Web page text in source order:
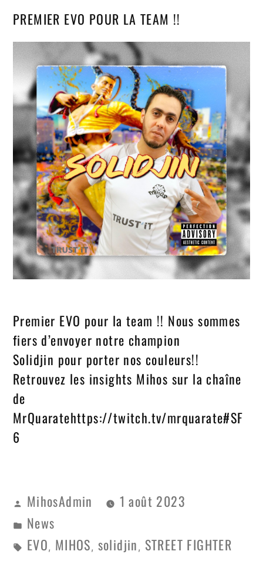
PREMIER EVO POUR LA TEAM !!
Premier EVO pour la team !! Nous sommes
fiers d’envoyer notre champion
Solidjin pour porter nos couleurs!!
Retrouvez les insights Mihos sur la chaîne
de
MrQuaratehttps://twitch.tv/mrquarate#SF
6
MihosAdmin
1 août 2023
News
EVO, MIHOS, solidjin , STREET FIGHTER